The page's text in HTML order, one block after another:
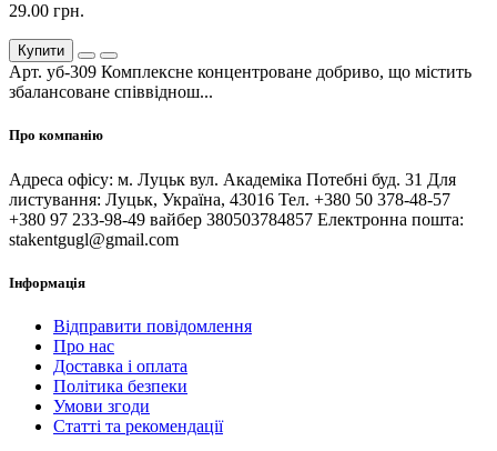
29.00 грн.
Купити
Арт. уб-309 Комплексне концентроване добриво, що містить
збалансоване співвіднош...
Про компанію
Адреса офісу: м. Луцьк вул. Академіка Потебні буд. 31 Для
листування: Луцьк, Україна, 43016 Тел. +380 50 378-48-57
+380 97 233-98-49 вайбер 380503784857 Електронна пошта:
stakentgugl@gmail.com
Інформація
Відправити повідомлення
Про нас
Доставка і оплата
Політика безпеки
Умови згоди
Статті та рекомендації